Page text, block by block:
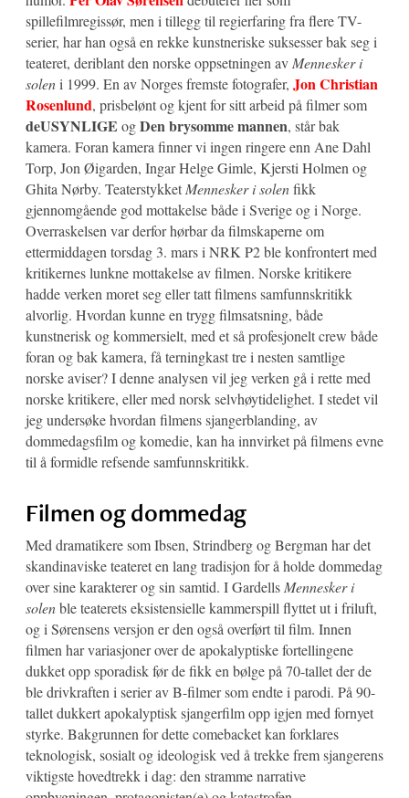
spillefilmregissør, men i tillegg til regierfaring fra flere TV-
serier, har han også en rekke kunstneriske suksesser bak seg i
teateret, deriblant den norske oppsetningen av Mennesker i
soleni 1999. En av Norges fremste fotografer, Jon Christian
Rosenlund, prisbelønt og kjent for sitt arbeid på filmer som
deUSYNLIGE ogDen brysomme mannen, står bak
kamera. Foran kamera finner vi ingen ringere enn Ane Dahl
Torp, Jon Øigarden, Ingar Helge Gimle, Kjersti Holmen og
Ghita Nørby. Teaterstykket Mennesker i solenfikk
gjennomgående god mottakelse både i Sverige og i Norge.
Overraskelsen var derfor hørbar da filmskaperne om
ettermiddagen torsdag 3. mars i NRK P2 ble konfrontert med
kritikernes lunkne mottakelse av filmen. Norske kritikere
hadde verken moret seg eller tatt filmens samfunnskritikk
alvorlig. Hvordan kunne en trygg filmsatsning, både
kunstnerisk og kommersielt, med et så profesjonelt crew både
foran og bak kamera, få terningkast tre i nesten samtlige
norske aviser? I denne analysen vil jeg verken gå i rette med
norske kritikere, eller med norsk selvhøytidelighet. I stedet vil
jeg undersøke hvordan filmens sjangerblanding, av
dommedagsfilm og komedie, kan ha innvirket på filmens evne
til å formidle refsende samfunnskritikk.
Filmen og dommedag
Med dramatikere som Ibsen, Strindberg og Bergman har det
skandinaviske teateret en lang tradisjon for å holde dommedag
over sine karakterer og sin samtid. I GardellsMennesker i
solenble teaterets eksistensielle kammerspill flyttet ut i friluft,
og i Sørensens versjon er den også overført til film. Innen
filmen har variasjoner over de apokalyptiske fortellingene
dukket opp sporadisk før de fikk en bølge på 70-tallet der de
ble drivkraften i serier av B-filmer som endte i parodi. På 90-
tallet dukkert apokalyptisk sjangerfilm opp igjen med fornyet
styrke. Bakgrunnen for dette comebacket kan forklares
teknologisk, sosialt og ideologisk ved å trekke frem sjangerens
viktigste hovedtrekk i dag: den stramme narrative